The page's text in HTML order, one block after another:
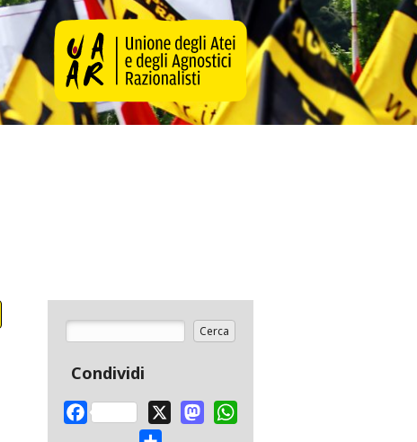
Form di ricerca
Cerca
Condividi
Facebook
X Mastodon
WhatsApp